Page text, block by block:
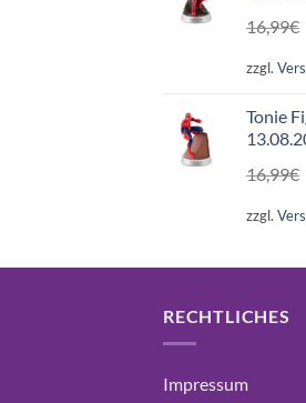
16,99€
zzgl.
Tonie
16,99€
zzgl.
RECHTLICHES
Impressum